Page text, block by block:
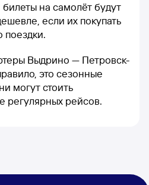
на самолёт будут
если их покупать
поездки.
Выдрино — Петровск-
это сезонные
могут стоить
регулярных рейсов.